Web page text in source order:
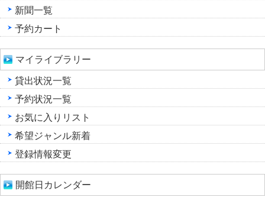
新聞一覧
予約カート
マイライブラリー
貸出状況一覧
予約状況一覧
お気に入りリスト
希望ジャンル新着
登録情報変更
開館日カレンダー